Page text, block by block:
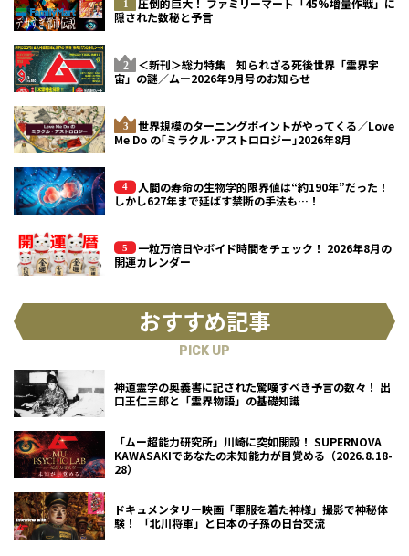
圧倒的巨大！ ファミリーマート「45%増量作戦」に
隠された数秘と予言
＜新刊＞総力特集 知られざる死後世界「霊界宇
宙」の謎／ムー2026年9月号のお知らせ
世界規模のターニングポイントがやってくる／Love
Me Do の｢ミラクル･アストロロジー｣2026年8月
人間の寿命の生物学的限界値は“約190年”だった！
しかし627年まで延ばす禁断の手法も…！
一粒万倍日やボイド時間をチェック！ 2026年8月の
開運カレンダー
おすすめ記事
PICK UP
神道霊学の奥義書に記された驚嘆すべき予言の数々！ 出
口王仁三郎と「霊界物語」の基礎知識
「ムー超能力研究所」川崎に突如開設！ SUPERNOVA
KAWASAKIであなたの未知能力が目覚める（2026.8.18-
28）
ドキュメンタリー映画「軍服を着た神様」撮影で神秘体
験！ 「北川将軍」と日本の子孫の日台交流